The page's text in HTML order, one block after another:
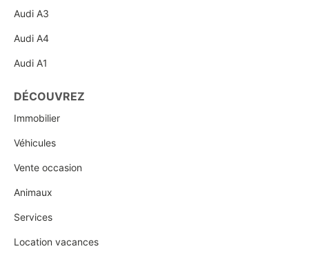
Audi A3
Audi A4
Audi A1
DÉCOUVREZ
Immobilier
Véhicules
Vente occasion
Animaux
Services
Location vacances